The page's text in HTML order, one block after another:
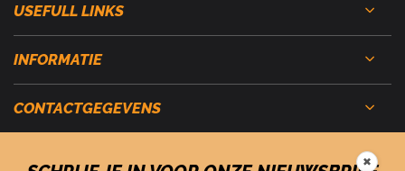
USEFULL LINKS
INFORMATIE
CONTACTGEGEVENS
✖